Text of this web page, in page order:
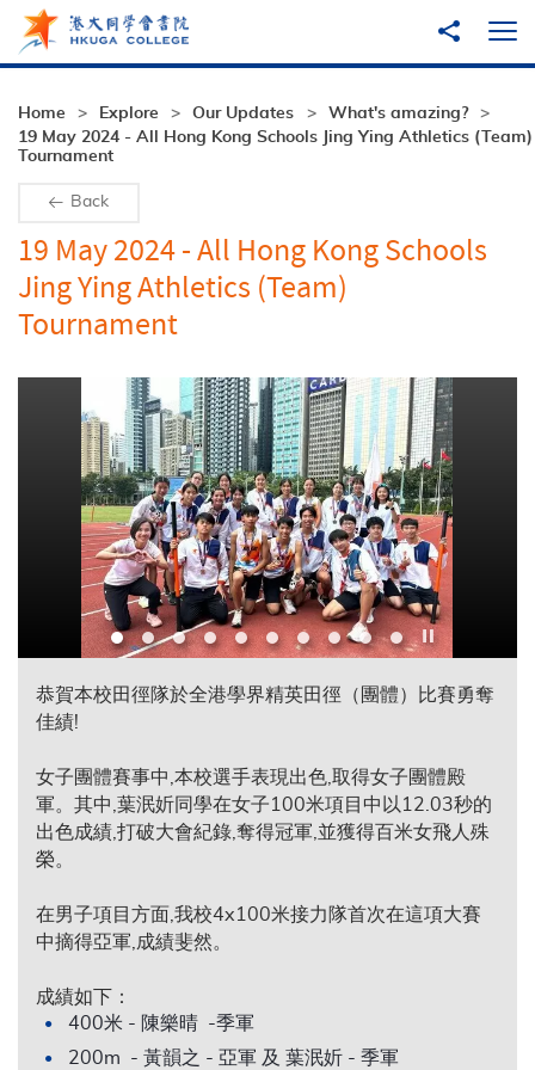
Skip to main content
Share to
Home Explore Our Updates
What's amazing?
19 May 2024 - All Hong Kong Schools Jing Ying Athletics (Team)
Tournament
Back
19 May 2024 - All Hong Kong Schools
Jing Ying Athletics (Team)
Tournament
Play / Stop the
恭賀本校田徑隊於全港學界精英田徑（團體）比賽勇奪
佳績!
女子團體賽事中,本校選手表現出色,取得女子團體殿
軍。其中,葉泯妡同學在女子100米項目中以12.03秒的
出色成績,打破大會紀錄,奪得冠軍,並獲得百米女飛人殊
榮。
在男子項目方面,我校4x100米接力隊首次在這項大賽
中摘得亞軍,成績斐然。
成績如下：
400米 - 陳樂晴 -季軍
200m - 黃韻之 - 亞軍 及 葉泯妡 - 季軍